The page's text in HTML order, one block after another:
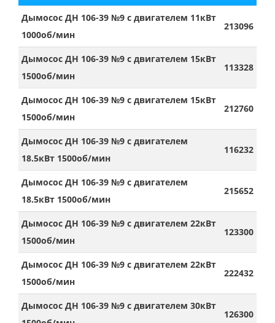
Дымосос ДН 106-39 №9 с двигателем 11кВт
1000об/мин
213096
Дымосос ДН 106-39 №9 с двигателем 15кВт
1500об/мин
113328
Дымосос ДН 106-39 №9 с двигателем 15кВт
1500об/мин
212760
Дымосос ДН 106-39 №9 с двигателем
18.5кВт 1500об/мин
116232
Дымосос ДН 106-39 №9 с двигателем
18.5кВт 1500об/мин
215652
Дымосос ДН 106-39 №9 с двигателем 22кВт
1500об/мин
123300
Дымосос ДН 106-39 №9 с двигателем 22кВт
1500об/мин
222432
Дымосос ДН 106-39 №9 с двигателем 30кВт
126300